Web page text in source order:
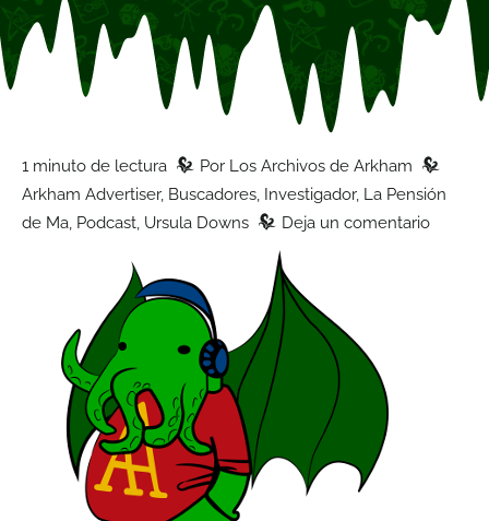
1 minuto de lectura z Por Los Archivos de Arkham z
Arkham Advertiser, Buscadores Investigador, La Pensión
de Ma Podcast Ursula Downs z Deja un comentario